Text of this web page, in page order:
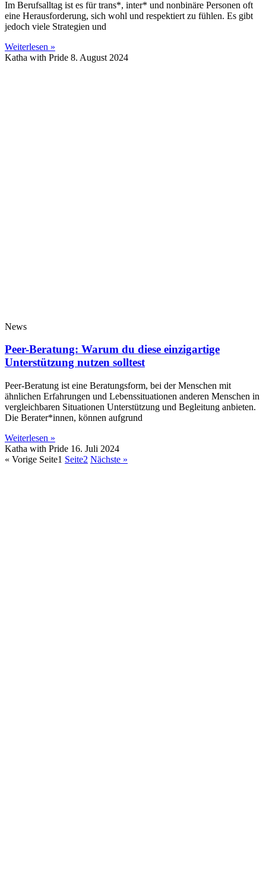
Im Berufsalltag ist es für trans*, inter* und nonbinäre Personen oft
eine Herausforderung, sich wohl und respektiert zu fühlen. Es gibt
jedoch viele Strategien und
Weiterlesen »
Katha with Pride 8. August 2024
News
Peer-Beratung: Warum du diese einzigartige
Unterstützung nutzen solltest
Peer-Beratung ist eine Beratungsform, bei der Menschen mit
ähnlichen Erfahrungen und Lebenssituationen anderen Menschen in
vergleichbaren Situationen Unterstützung und Begleitung anbieten.
Die Berater*innen, können aufgrund
Weiterlesen »
Katha with Pride 16. Juli 2024
« Vorige Seite1 Seite2 Nächste »